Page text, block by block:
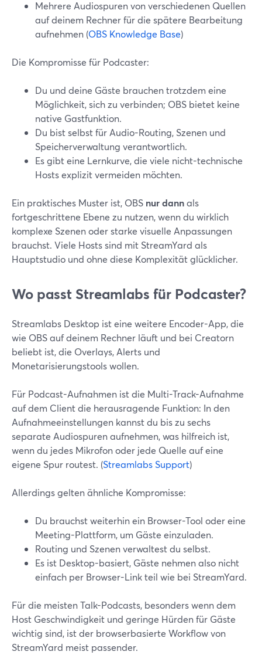
Mehrere Audiospuren von verschiedenen Quellen
auf deinem Rechner für die spätere Bearbeitung
aufnehmen (OBS Knowledge Base)
Die Kompromisse für Podcaster:
Du und deine Gäste brauchen trotzdem eine
Möglichkeit, sich zu verbinden; OBS bietet keine
native Gastfunktion.
Du bist selbst für Audio-Routing, Szenen und
Speicherverwaltung verantwortlich.
Es gibt eine Lernkurve, die viele nicht-technische
Hosts explizit vermeiden möchten.
Ein praktisches Muster ist, OBS nur dannals
fortgeschrittene Ebene zu nutzen, wenn du wirklich
komplexe Szenen oder starke visuelle Anpassungen
brauchst. Viele Hosts sind mit StreamYard als
Hauptstudio und ohne diese Komplexität glücklicher.
Wo passt Streamlabs für Podcaster?
Streamlabs Desktop ist eine weitere Encoder-App, die
wie OBS auf deinem Rechner läuft und bei Creatorn
beliebt ist, die Overlays, Alerts und
Monetarisierungstools wollen.
Für Podcast-Aufnahmen ist die Multi-Track-Aufnahme
auf dem Client die herausragende Funktion: In den
Aufnahmeeinstellungen kannst du bis zu sechs
separate Audiospuren aufnehmen, was hilfreich ist,
wenn du jedes Mikrofon oder jede Quelle auf eine
eigene Spur routest. (Streamlabs Support)
Allerdings gelten ähnliche Kompromisse:
Du brauchst weiterhin ein Browser-Tool oder eine
Meeting-Plattform, um Gäste einzuladen.
Routing und Szenen verwaltest du selbst.
Es ist Desktop-basiert, Gäste nehmen also nicht
einfach per Browser-Link teil wie bei StreamYard.
Für die meisten Talk-Podcasts, besonders wenn dem
Host Geschwindigkeit und geringe Hürden für Gäste
wichtig sind, ist der browserbasierte Workflow von
StreamYard meist passender.